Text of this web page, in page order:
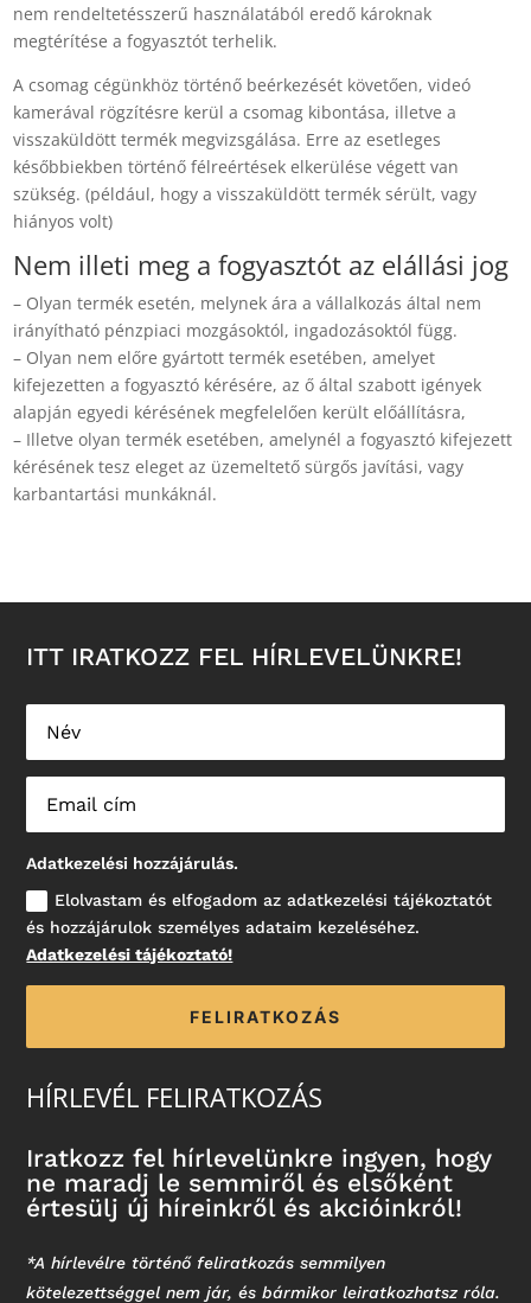
nem rendeltetésszerű használatából eredő károknak
megtérítése a fogyasztót terhelik.
A csomag cégünkhöz történő beérkezését követően, videó
kamerával rögzítésre kerül a csomag kibontása, illetve a
visszaküldött termék megvizsgálása. Erre az esetleges
későbbiekben történő félreértések elkerülése végett van
szükség. (például, hogy a visszaküldött termék sérült, vagy
hiányos volt)
Nem illeti meg a fogyasztót az elállási jog
– Olyan termék esetén, melynek ára a vállalkozás által nem
irányítható pénzpiaci mozgásoktól, ingadozásoktól függ.
– Olyan nem előre gyártott termék esetében, amelyet
kifejezetten a fogyasztó kérésére, az ő által szabott igények
alapján egyedi kérésének megfelelően került előállításra,
– Illetve olyan termék esetében, amelynél a fogyasztó kifejezett
kérésének tesz eleget az üzemeltető sürgős javítási, vagy
karbantartási munkáknál.
ITT IRATKOZZ FEL HÍRLEVELÜNKRE!
Adatkezelési hozzájárulás.
Elolvastam és elfogadom az adatkezelési tájékoztatót
és hozzájárulok személyes adataim kezeléséhez.
Adatkezelési tájékoztató!
FELIRATKOZÁS
HÍRLEVÉL FELIRATKOZÁS
Iratkozz fel hírlevelünkre ingyen, hogy
ne maradj le semmiről és elsőként
értesülj új híreinkről és akcióinkról!
*A hírlevélre történő feliratkozás semmilyen
kötelezettséggel nem jár, és bármikor leiratkozhatsz róla.